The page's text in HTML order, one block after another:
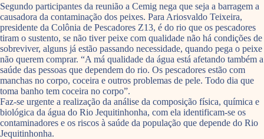
Segundo participantes da reunião a Cemig nega que seja a barragem a
causadora da contaminação dos peixes. Para Ariosvaldo Teixeira,
presidente da Colônia de Pescadores Z13, é do rio que os pescadores
tiram o sustento, se não tiver peixe com qualidade não há condições de
sobreviver, alguns já estão passando necessidade, quando pega o peixe
não querem comprar. “A má qualidade da água está afetando também a
saúde das pessoas que dependem do rio. Os pescadores estão com
manchas no corpo, coceira e outros problemas de pele. Todo dia que
toma banho tem coceira no corpo”.
Faz-se urgente a realização da análise da composição física, química e
biológica da água do Rio Jequitinhonha, com ela identificam-se os
contaminadores e os riscos à saúde da população que depende do Rio
Jequitinhonha.